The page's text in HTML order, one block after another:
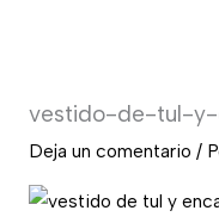
vestido-de-tul-
Deja un comentario /